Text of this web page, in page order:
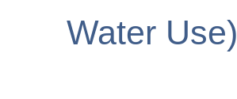
Water Use)